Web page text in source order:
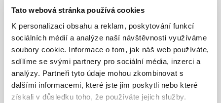
Tato webová stránka používá cookies
K personalizaci obsahu a reklam, poskytování funkcí
sociálních médií a analýze naší návštěvnosti využíváme
soubory cookie. Informace o tom, jak náš web používáte,
sdílíme se svými partnery pro sociální média, inzerci a
analýzy. Partneři tyto údaje mohou zkombinovat s
dalšími informacemi, které jste jim poskytli nebo které
získali v důsledku toho, že používáte jejich služby.
Vyhledat na webu
letech 2020 až 2022 dle
způsobu zaplacení
dani-
v-
2020-
Vývoj inkasa za
vybrané druhy daní a
dalších příjmů za ČR v
letech 1993 - 2025
26. 2. 2026
Office